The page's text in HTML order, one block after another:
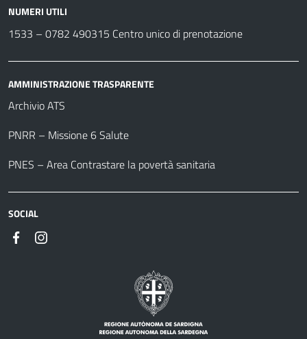
NUMERI UTILI
1533 – 0782 490315 Centro unico di prenotazione
AMMINISTRAZIONE TRASPARENTE
Archivio ATS
PNRR – Missione 6 Salute
PNES – Area Contrastare la povertà sanitaria
SOCIAL